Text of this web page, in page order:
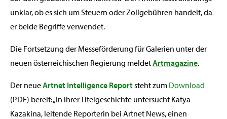
unklar, ob es sich um Steuern oder Zollgebühren handelt, da
er beide Begriffe verwendet.
Die Fortsetzung der Messeförderung für Galerien unter der
neuen österreichischen Regierung meldetArtmagazine.
Der neueArtnet Intelligence Reportsteht zum Download
(PDF) bereit: „In ihrer Titelgeschichte untersucht Katya
Kazakina, leitende Reporterin bei Artnet News, einen